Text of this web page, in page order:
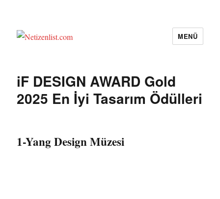
MENÜ
iF DESIGN AWARD Gold
2025 En İyi Tasarım Ödülleri
1-Yang Design Müzesi